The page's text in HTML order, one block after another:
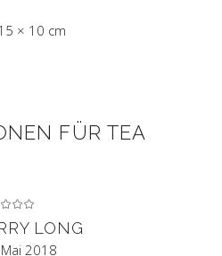
× 10 cm
FÜR TEA
5
LONG
2018